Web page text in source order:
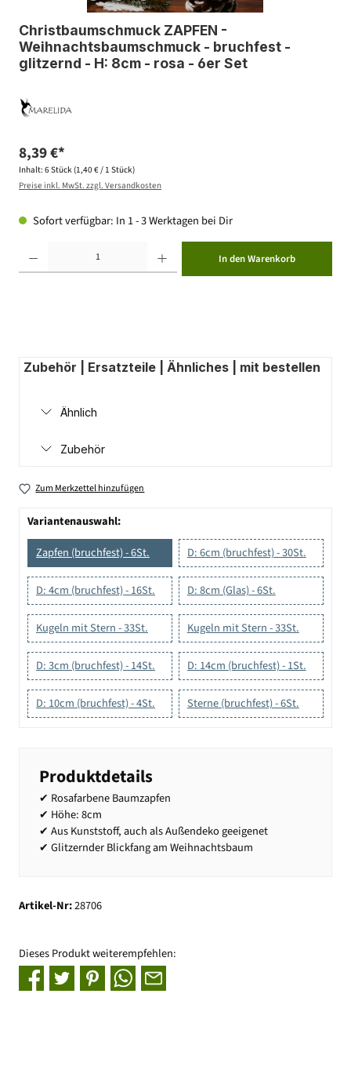
Christbaumschmuck ZAPFEN -
Weihnachtsbaumschmuck - bruchfest -
glitzernd - H: 8cm - rosa - 6er Set
8,39 €*
Inhalt: 6 Stück (1,40 € / 1 Stück)
Preise inkl. MwSt. zzgl. Versandkosten
Sofort verfügbar: In 1 - 3 Werktagen bei Dir
In den Warenkorb
Zubehör | Ersatzteile | Ähnliches | mit bestellen
Ähnlich
Zubehör
Zum Merkzettel hinzufügen
Variantenauswahl:
Zapfen (bruchfest) - 6St.
D: 6cm (bruchfest) - 30St.
D: 4cm (bruchfest) - 16St. D: 8cm (Glas) - 6St.
Kugeln mit Stern - 33St. Kugeln mit Stern - 33St.
D: 3cm (bruchfest) - 14St. D: 14cm (bruchfest) - 1St.
D: 10cm (bruchfest) - 4St. Sterne (bruchfest) - 6St.
Produktdetails
✔ Rosafarbene Baumzapfen
✔ Höhe: 8cm
✔ Aus Kunststoff, auch als Außendeko geeigenet
✔ Glitzernder Blickfang am Weihnachtsbaum
Artikel-Nr:28706
Dieses Produkt weiterempfehlen: